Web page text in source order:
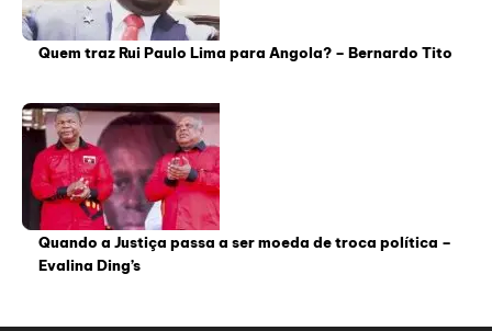
Quem traz Rui Paulo Lima para Angola? – Bernardo Tito
Quando a Justiça passa a ser moeda de troca política –
Evalina Ding’s